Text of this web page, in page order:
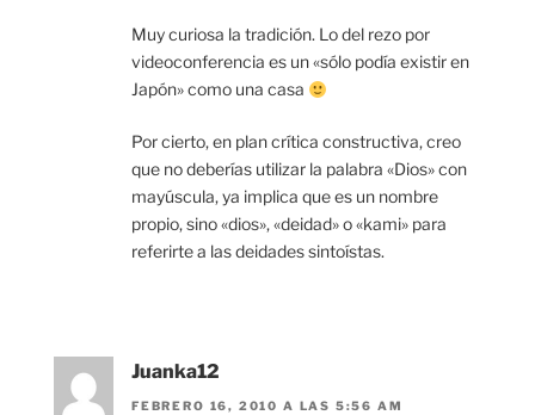
Muy curiosa la tradición. Lo del rezo por
videoconferencia es un «sólo podía existir en
Japón» como una casa
Por cierto, en plan crítica constructiva, creo
que no deberías utilizar la palabra «Dios» con
mayúscula, ya implica que es un nombre
propio, sino «dios», «deidad» o «kami» para
referirte a las deidades sintoístas.
Juanka12
FEBRERO 16, 2010 A LAS 5:56 AM